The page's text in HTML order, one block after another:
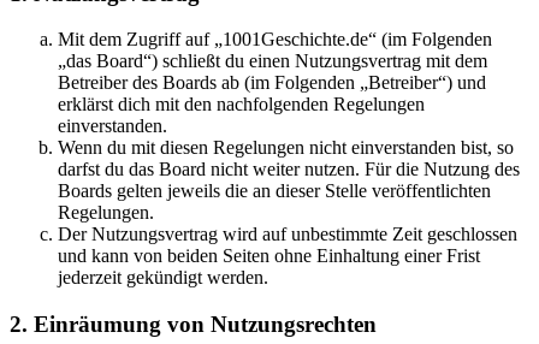
Mit dem Zugriff auf „1001Geschichte.de“ (im Folgenden
„das Board“) schließt du einen Nutzungsvertrag mit dem
Betreiber des Boards ab (im Folgenden „Betreiber“) und
erklärst dich mit den nachfolgenden Regelungen
einverstanden.
Wenn du mit diesen Regelungen nicht einverstanden bist, so
darfst du das Board nicht weiter nutzen. Für die Nutzung des
Boards gelten jeweils die an dieser Stelle veröffentlichten
Regelungen.
Der Nutzungsvertrag wird auf unbestimmte Zeit geschlossen
und kann von beiden Seiten ohne Einhaltung einer Frist
jederzeit gekündigt werden.
2. Einräumung von Nutzungsrechten